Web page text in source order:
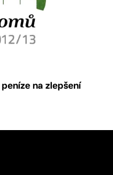
na zlepšení